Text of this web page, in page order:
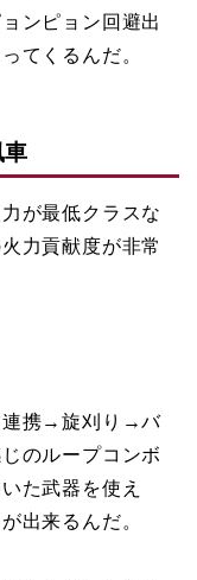
ンピョン回避出
てくるんだ。
車
が最低クラスな
力貢献度が非常
連携→旋刈り→バ
のループコンボ
た武器を使え
出来るんだ。